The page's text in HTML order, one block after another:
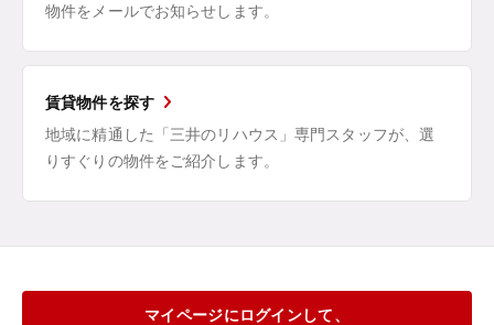
物件をメールでお知らせします。
賃貸物件を探す
地域に精通した「三井のリハウス」専門スタッフが、選
りすぐりの物件をご紹介します。
マイページにログインして、